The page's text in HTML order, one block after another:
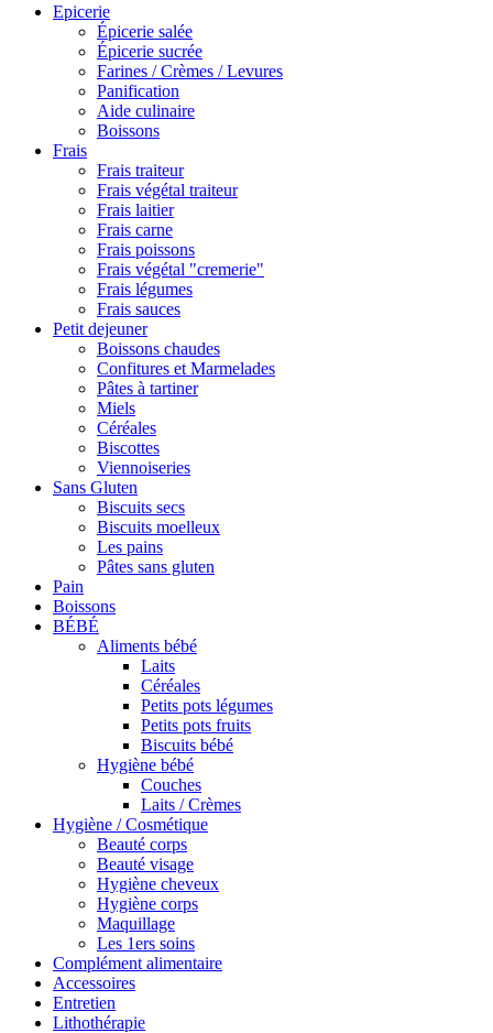
Epicerie
Épicerie salée
Épicerie sucrée
Farines / Crèmes / Levures
Panification
Aide culinaire
Boissons
Frais
Frais traiteur
Frais végétal traiteur
Frais laitier
Frais carne
Frais poissons
Frais végétal "cremerie"
Frais légumes
Frais sauces
Petit dejeuner
Boissons chaudes
Confitures et Marmelades
Pâtes à tartiner
Miels
Céréales
Biscottes
Viennoiseries
Sans Gluten
Biscuits secs
Biscuits moelleux
Les pains
Pâtes sans gluten
Pain
Boissons
BÉBÉ
Aliments bébé
Laits
Céréales
Petits pots légumes
Petits pots fruits
Biscuits bébé
Hygiène bébé
Couches
Laits / Crèmes
Hygiène / Cosmétique
Beauté corps
Beauté visage
Hygiène cheveux
Hygiène corps
Maquillage
Les 1ers soins
Complément alimentaire
Accessoires
Entretien
Lithothérapie